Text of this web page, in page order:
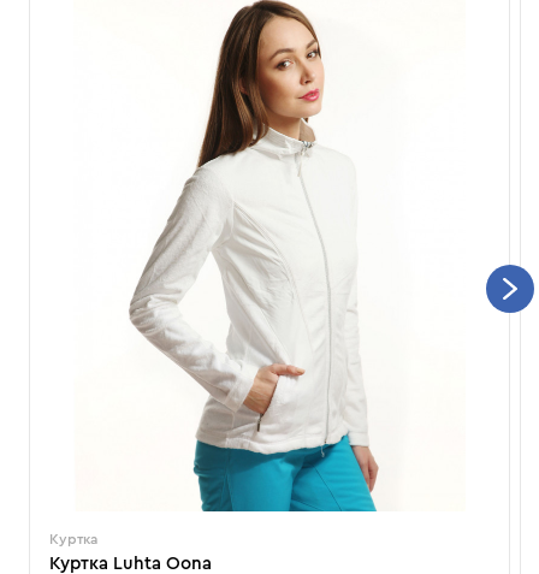
Куртка
Куртка Luhta Oona